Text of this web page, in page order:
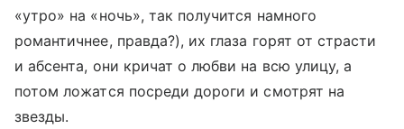
«утро» на «ночь», так получится намного
романтичнее, правда?), их глаза горят от страсти
и абсента, они кричат о любви на всю улицу, а
потом ложатся посреди дороги и смотрят на
звезды.